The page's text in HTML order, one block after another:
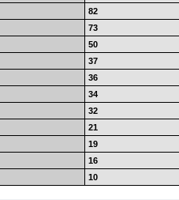
82
73
50
37
36
34
32
21
19
16
10